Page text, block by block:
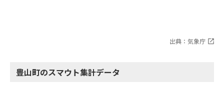
出典：気象庁
豊山町のスマウト集計データ